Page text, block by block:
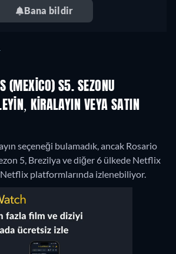
Bana bildir
(MEXICO) S5. SEZONU
KIRALAYIN VEYA SATIN
seçeneği bulamadık, ancak Rosario
5, Brezilya ve diğer 6 ülkede Netflix
platformlarında izlenebiliyor.